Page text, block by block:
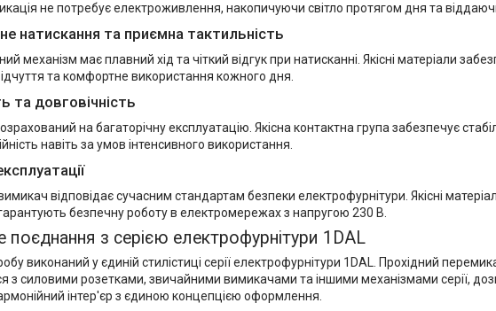
не потребує електроживлення, накопичуючи світло протягом дня та
натискання та приємна тактильність
механізм має плавний хід та чіткий відгук при натисканні. Якісні матеріали
та комфортне використання кожного дня.
та довговічність
на багаторічну експлуатацію. Якісна контактна група забезпечує
навіть за умов інтенсивного використання.
відповідає сучасним стандартам безпеки електрофурнітури. Якісні
безпечну роботу в електромережах з напругою 230 В.
поєднання з серією електрофурнітури 1DAL
виконаний у єдиній стилістиці серії електрофурнітури 1DAL. Прохідний
з силовими розетками, звичайними вимикачами та іншими механізмами серії,
інтер'єр з єдиною концепцією оформлення.